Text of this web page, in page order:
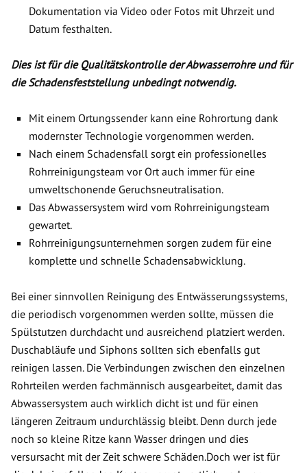
Dokumentation via Video oder Fotos mit Uhrzeit und
Datum festhalten.
Dies ist für die Qualitätskontrolle der Abwasserrohre und für
die Schadensfeststellung unbedingt notwendig.
Mit einem Ortungssender kann eine Rohrortung dank
modernster Technologie vorgenommen werden.
Nach einem Schadensfall sorgt ein professionelles
Rohrreinigungsteam vor Ort auch immer für eine
umweltschonende Geruchsneutralisation.
Das Abwassersystem wird vom Rohrreinigungsteam
gewartet.
Rohrreinigungsunternehmen sorgen zudem für eine
komplette und schnelle Schadensabwicklung.
Bei einer sinnvollen Reinigung des Entwässerungssystems,
die periodisch vorgenommen werden sollte, müssen die
Spülstutzen durchdacht und ausreichend platziert werden.
Duschabläufe und Siphons sollten sich ebenfalls gut
reinigen lassen. Die Verbindungen zwischen den einzelnen
Rohrteilen werden fachmännisch ausgearbeitet, damit das
Abwassersystem auch wirklich dicht ist und für einen
längeren Zeitraum undurchlässig bleibt. Denn durch jede
noch so kleine Ritze kann Wasser dringen und dies
versursacht mit der Zeit schwere Schäden.Doch wer ist für